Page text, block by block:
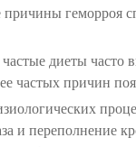
геморроя
диеты часто
частых причин
и переполнение